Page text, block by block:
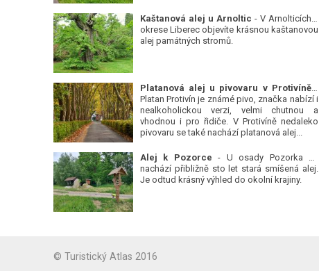
Kaštanová alej u Arnoltic - V Arnolticích v
okrese Liberec objevíte krásnou kaštanovou
alej památných stromů.
Platanová alej u pivovaru v Protivíně-
Platan Protivín je známé pivo, značka nabízí i
nealkoholickou verzi, velmi chutnou a
vhodnou i pro řidiče. V Protivíně nedaleko
pivovaru se také nachází platanová alej...
Alej k Pozorce - U osady Pozorka se
nachází přibližně sto let stará smíšená alej.
Je odtud krásný výhled do okolní krajiny.
© Turistický Atlas 2016